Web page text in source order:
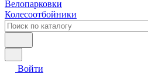
Велопарковки
Колесоотбойники
Войти